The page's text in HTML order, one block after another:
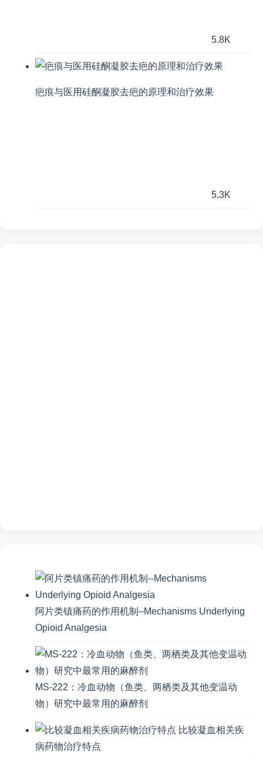
5.8K
疤痕与医用硅酮凝胶去疤的原理和治疗效果
5.3K
阿片类镇痛药的作用机制–Mechanisms Underlying
Opioid Analgesia
MS-222：冷血动物（鱼类、两栖类及其他变温动
物）研究中最常用的麻醉剂
比较凝血相关疾
病药物治疗特点